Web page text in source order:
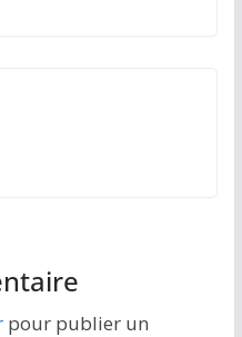
pour publier un